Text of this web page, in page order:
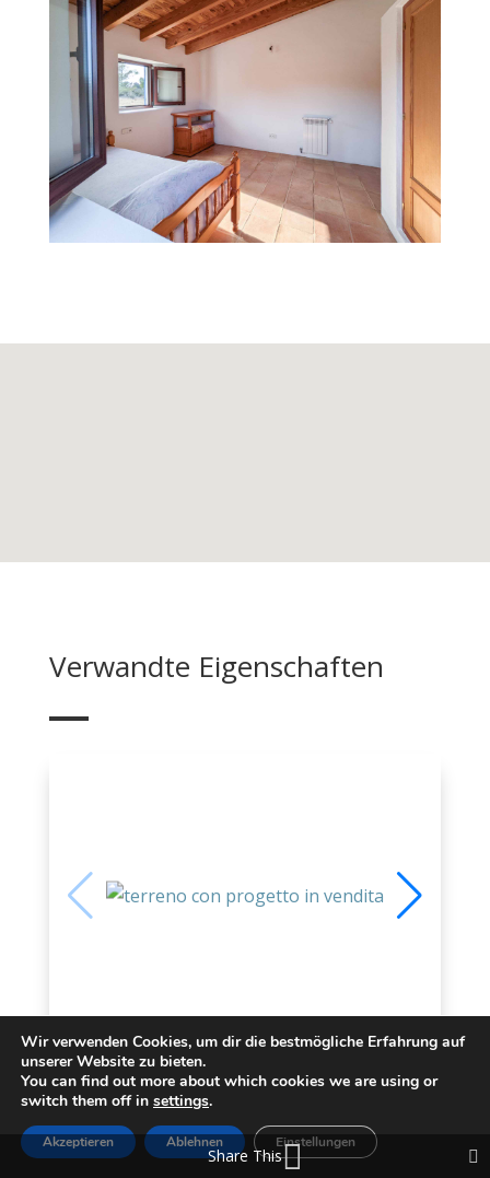
Verwandte Eigenschaften
Grundstück mit Projekt zum
verkauf
Wir verwenden Cookies, um dir die bestmögliche Erfahrung auf
unserer Website zu bieten.
You can find out more about which cookies we are using or
switch them off in settings.
Akzeptieren Ablehnen Einstellungen
Share This